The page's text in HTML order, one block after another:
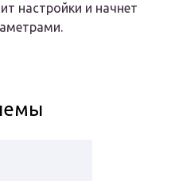
настройки и начнет